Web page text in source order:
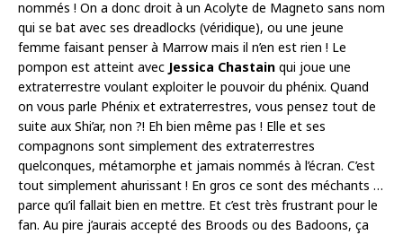
nommés ! On a donc droit à un Acolyte de Magneto sans nom
qui se bat avec ses dreadlocks (véridique), ou une jeune
femme faisant penser à Marrow mais il n’en est rien ! Le
pompon est atteint avec Jessica Chastain qui joue une
extraterrestre voulant exploiter le pouvoir du phénix. Quand
on vous parle Phénix et extraterrestres, vous pensez tout de
suite aux Shi’ar, non ?! Eh bien même pas ! Elle et ses
compagnons sont simplement des extraterrestres
quelconques, métamorphe et jamais nommés à l’écran. C’est
tout simplement ahurissant ! En gros ce sont des méchants …
parce qu’il fallait bien en mettre. Et c’est très frustrant pour le
fan. Au pire j’aurais accepté des Broods ou des Badoons, ça